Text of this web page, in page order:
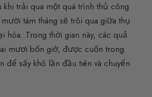
khi trải qua một quá trình thủ công
tám tháng sẽ trôi qua giữa thụ
hóa. Trong thời gian này, các quả
mươi bốn giờ, được cuốn trong
để sấy khô lần đầu tiên và chuyển